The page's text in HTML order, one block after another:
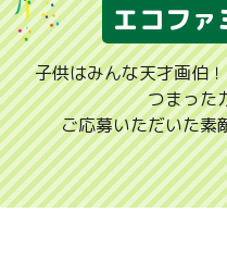
エコファ
子供はみんな天才画伯
つまった
ご応募いただいた素